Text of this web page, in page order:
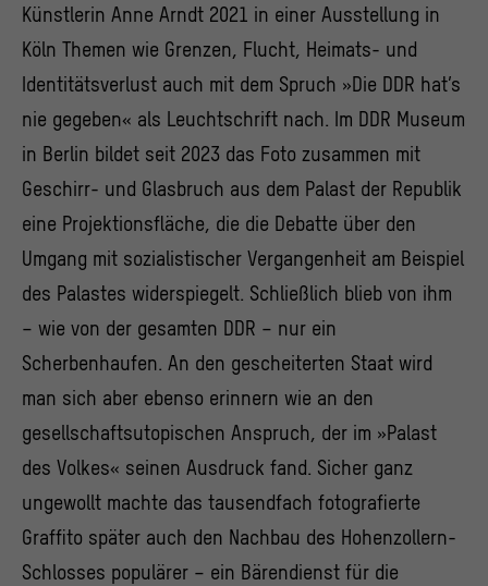
Künstlerin Anne Arndt 2021 in einer Ausstellung in
Köln Themen wie Grenzen, Flucht, Heimats- und
Identitätsverlust auch mit dem Spruch »Die DDR hat’s
nie gegeben« als Leuchtschrift nach. Im DDR Museum
in Berlin bildet seit 2023 das Foto zusammen mit
Geschirr- und Glasbruch aus dem Palast der Republik
eine Projektionsfläche, die die Debatte über den
Umgang mit sozialistischer Vergangenheit am Beispiel
des Palastes widerspiegelt. Schließlich blieb von ihm
– wie von der gesamten DDR – nur ein
Scherbenhaufen. An den gescheiterten Staat wird
man sich aber ebenso erinnern wie an den
gesellschaftsutopischen Anspruch, der im »Palast
des Volkes« seinen Ausdruck fand. Sicher ganz
ungewollt machte das tausendfach fotografierte
Graffito später auch den Nachbau des Hohenzollern-
Schlosses populärer – ein Bärendienst für die